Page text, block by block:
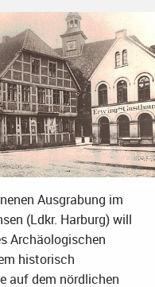
Ausgrabung im
(Ldkr. Harburg) will
Archäologischen
historisch
auf dem nördlichen